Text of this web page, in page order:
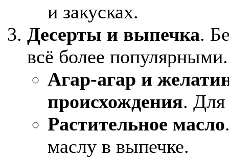
и закусках.
Десерты и выпечка.
всё более
Агар-агар и
происхождения. Для
Растительное масло
маслу в выпечке.